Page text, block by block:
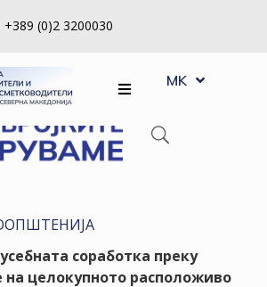
+389 (0)2 3200030
MK
SQ
соработка преку
на целокупното расположиво